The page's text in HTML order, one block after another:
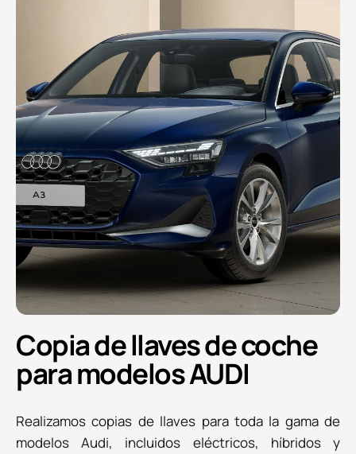
Copia de llaves de coche
para modelos AUDI
Realizamos copias de llaves para toda la gama de
modelos Audi, incluidos eléctricos, híbridos y